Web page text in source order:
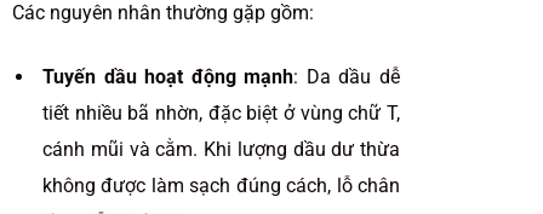
Các nguyên nhân thường gặp gồm:
Tuyến dầu hoạt động mạnh: Da dầu dễ
tiết nhiều bã nhờn, đặc biệt ở vùng chữ T,
cánh mũi và cằm. Khi lượng dầu dư thừa
không được làm sạch đúng cách, lỗ chân